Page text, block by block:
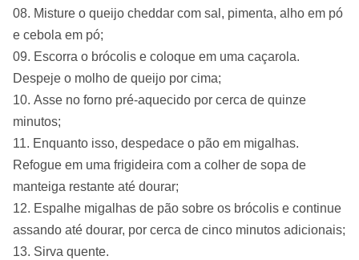
Misture o queijo cheddar com sal, pimenta, alho em pó
e cebola em pó;
Escorra o brócolis e coloque em uma caçarola.
Despeje o molho de queijo por cima;
Asse no forno pré-aquecido por cerca de quinze
minutos;
Enquanto isso, despedace o pão em migalhas.
Refogue em uma frigideira com a colher de sopa de
manteiga restante até dourar;
Espalhe migalhas de pão sobre os brócolis e continue
assando até dourar, por cerca de cinco minutos adicionais;
Sirva quente.